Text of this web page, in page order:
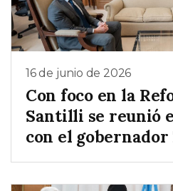
16 de junio de 2026
Con foco en la
Santilli se reunió
con el gobernador